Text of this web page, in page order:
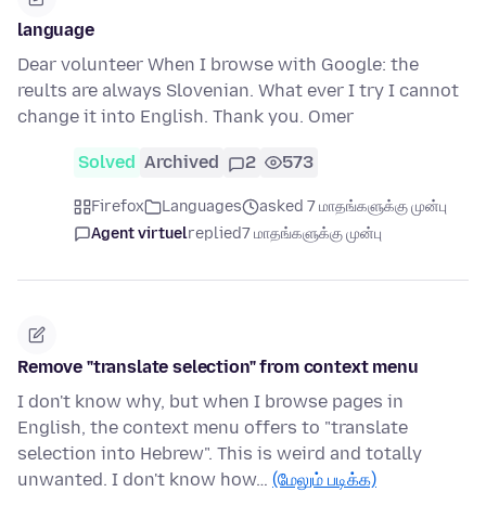
language
Dear volunteer When I browse with Google: the
reults are always Slovenian. What ever I try I cannot
change it into English. Thank you. Omer
Solved Archived 2 573
Firefox Languages
asked 7 மாதங்களுக்கு முன்பு
Agent virtuelreplied7 மாதங்களுக்கு முன்பு
Remove "translate selection" from context menu
I don't know why, but when I browse pages in
English, the context menu offers to "translate
selection into Hebrew". This is weird and totally
unwanted. I don't know how… (மேலும் படிக்க)